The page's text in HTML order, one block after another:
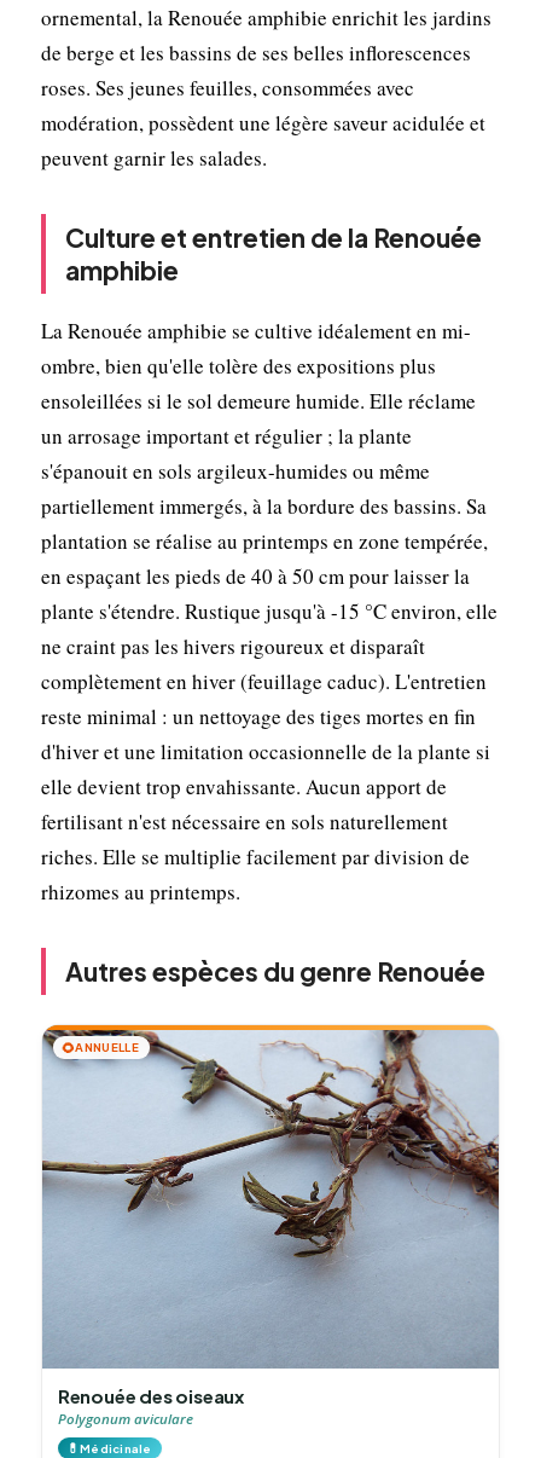
ornemental, la Renouée amphibie enrichit les jardins
de berge et les bassins de ses belles inflorescences
roses. Ses jeunes feuilles, consommées avec
modération, possèdent une légère saveur acidulée et
peuvent garnir les salades.
Culture et entretien de la Renouée
amphibie
La Renouée amphibie se cultive idéalement en mi-
ombre, bien qu'elle tolère des expositions plus
ensoleillées si le sol demeure humide. Elle réclame
un arrosage important et régulier ; la plante
s'épanouit en sols argileux-humides ou même
partiellement immergés, à la bordure des bassins. Sa
plantation se réalise au printemps en zone tempérée,
en espaçant les pieds de 40 à 50 cm pour laisser la
plante s'étendre. Rustique jusqu'à -15 °C environ, elle
ne craint pas les hivers rigoureux et disparaît
complètement en hiver (feuillage caduc). L'entretien
reste minimal : un nettoyage des tiges mortes en fin
d'hiver et une limitation occasionnelle de la plante si
elle devient trop envahissante. Aucun apport de
fertilisant n'est nécessaire en sols naturellement
riches. Elle se multiplie facilement par division de
rhizomes au printemps.
Autres espèces du genre Renouée
🌻ANNUELLE
Renouée des oiseaux
Polygonum aviculare
💊Médicinale